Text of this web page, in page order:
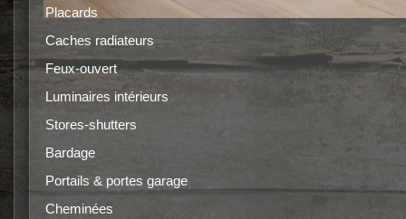
Placards
Caches radiateurs
Feux-ouvert
Luminaires intérieurs
Stores-shutters
Bardage
Portails & portes garage
Cheminées